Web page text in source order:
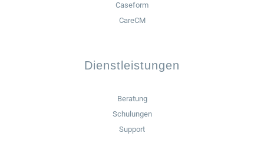
Caseform
CareCM
Dienstleistungen
Beratung
Schulungen
Support